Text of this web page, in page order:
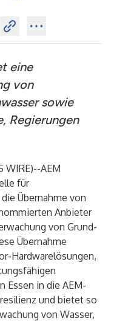
eine
von
sowie
Regierungen
WIRE)--AEM
für
Übernahme von
Anbieter
von Grund-
Übernahme
Hardwarelösungen,
Essen in die AEM-
und bietet so
von Wasser,